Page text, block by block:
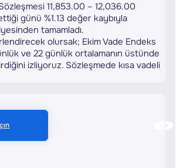
11,853.00 – 12,036.00
günü %1.13 değer kaybıyla
tamamladı.
olursak; Ekim Vade Endeks
ve 22 günlük ortalamanın üstünde
izliyoruz. Sözleşmede kısa vadeli